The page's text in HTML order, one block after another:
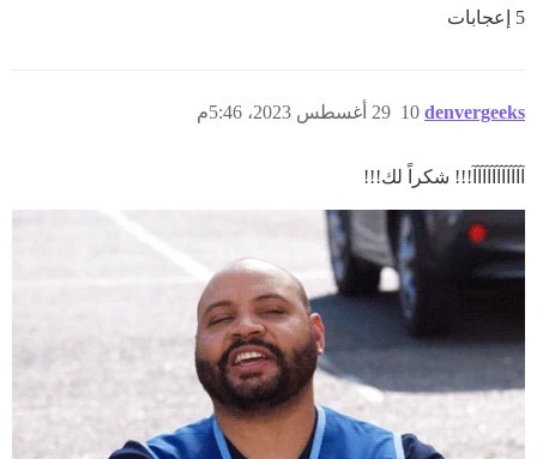
5 إعجابات
denvergeeks 29 أغسطس 2023، 5:46م 10
آآآآآآآآآآآ!!! شكراً لك!!!